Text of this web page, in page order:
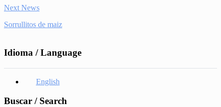
Next News
Sorrullitos de maiz
Idioma / Language
English
Buscar / Search